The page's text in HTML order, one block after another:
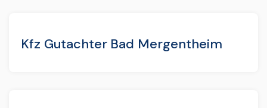
Kfz Gutachter Bad Mergentheim